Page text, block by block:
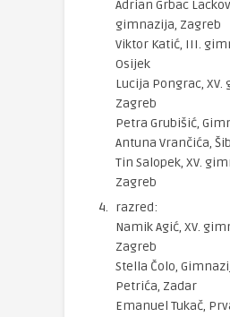
Adrian Grbac
gimnazija, Zagreb
Viktor Katić, III.
Osijek
Lucija Pongrac,
Zagreb
Petra Grubišić,
Antuna Vrančića,
Tin Salopek, XV.
Zagreb
razred:
Namik Agić, XV.
Zagreb
Stella Čolo,
Petrića, Zadar
Emanuel Tukač,